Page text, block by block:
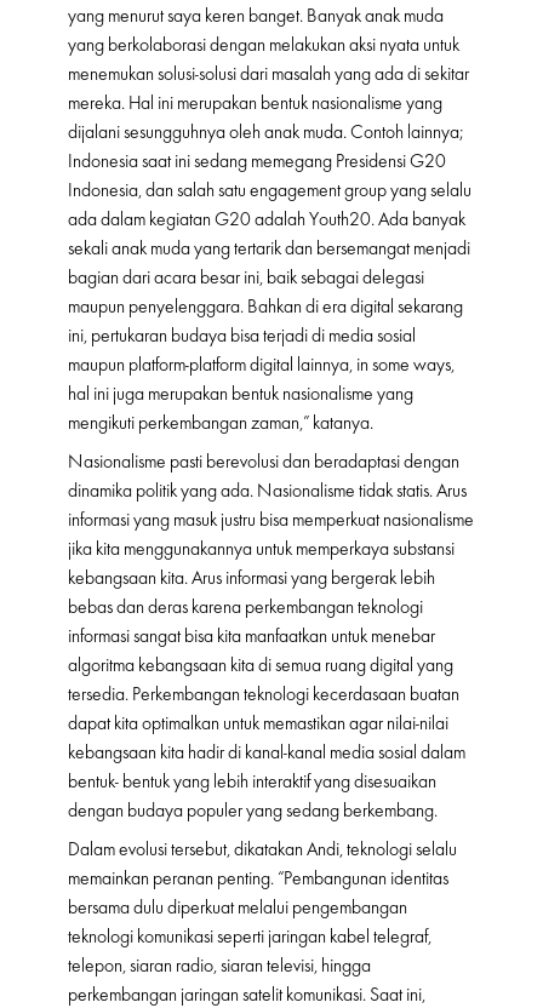
yang menurut saya keren banget. Banyak anak muda
yang berkolaborasi dengan melakukan aksi nyata untuk
menemukan solusi-solusi dari masalah yang ada di sekitar
mereka. Hal ini merupakan bentuk nasionalisme yang
dijalani sesungguhnya oleh anak muda. Contoh lainnya;
Indonesia saat ini sedang memegang Presidensi G20
Indonesia, dan salah satu engagement group yang selalu
ada dalam kegiatan G20 adalah Youth20. Ada banyak
sekali anak muda yang tertarik dan bersemangat menjadi
bagian dari acara besar ini, baik sebagai delegasi
maupun penyelenggara. Bahkan di era digital sekarang
ini, pertukaran budaya bisa terjadi di media sosial
maupun platform-platform digital lainnya, in some ways,
hal ini juga merupakan bentuk nasionalisme yang
mengikuti perkembangan zaman,” katanya.
Nasionalisme pasti berevolusi dan beradaptasi dengan
dinamika politik yang ada. Nasionalisme tidak statis. Arus
informasi yang masuk justru bisa memperkuat nasionalisme
jika kita menggunakannya untuk memperkaya substansi
kebangsaan kita. Arus informasi yang bergerak lebih
bebas dan deras karena perkembangan teknologi
informasi sangat bisa kita manfaatkan untuk menebar
algoritma kebangsaan kita di semua ruang digital yang
tersedia. Perkembangan teknologi kecerdasaan buatan
dapat kita optimalkan untuk memastikan agar nilai-nilai
kebangsaan kita hadir di kanal-kanal media sosial dalam
bentuk- bentuk yang lebih interaktif yang disesuaikan
dengan budaya populer yang sedang berkembang.
Dalam evolusi tersebut, dikatakan Andi, teknologi selalu
memainkan peranan penting. “Pembangunan identitas
bersama dulu diperkuat melalui pengembangan
teknologi komunikasi seperti jaringan kabel telegraf,
telepon, siaran radio, siaran televisi, hingga
perkembangan jaringan satelit komunikasi. Saat ini,